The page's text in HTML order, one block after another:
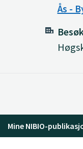
Ås -
Mine NIBIO-